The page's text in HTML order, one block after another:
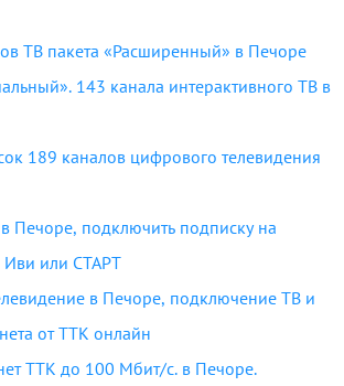
ТВ пакета «Расширенный» в Печоре
143 канала интерактивного ТВ в
189 каналов цифрового телевидения
Печоре, подключить подписку на
Иви или СТАРТ
в Печоре, подключение ТВ и
от ТТК онлайн
ТТК до 100 Мбит/с. в Печоре.